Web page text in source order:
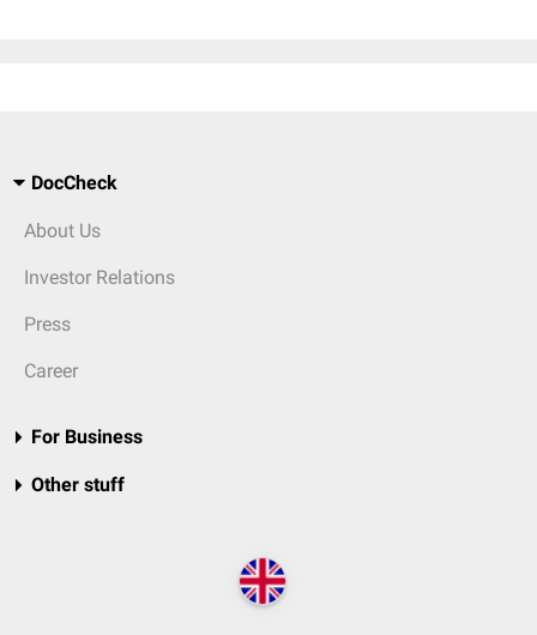
DocCheck
About Us
Investor Relations
Press
Career
For Business
Other stuff